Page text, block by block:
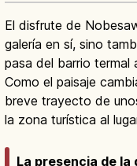
El disfrute de
galería en sí, sino
pasa del barrio termal
Como el paisaje
breve trayecto de
la zona turística al
La presencia de